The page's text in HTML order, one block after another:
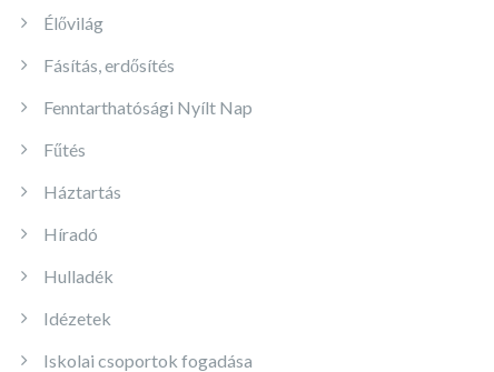
Élővilág
Fásítás, erdősítés
Fenntarthatósági Nyílt Nap
Fűtés
Háztartás
Híradó
Hulladék
Idézetek
Iskolai csoportok fogadása